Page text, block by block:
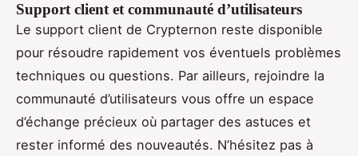
Support client et communauté d’utilisateurs
Le support client de Crypternon reste disponible
pour résoudre rapidement vos éventuels problèmes
techniques ou questions. Par ailleurs, rejoindre la
communauté d’utilisateurs vous offre un espace
d’échange précieux où partager des astuces et
rester informé des nouveautés. N’hésitez pas à